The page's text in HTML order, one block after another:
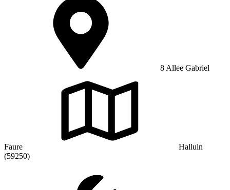
8 Allee Gabriel
Faure
Halluin
(59250)